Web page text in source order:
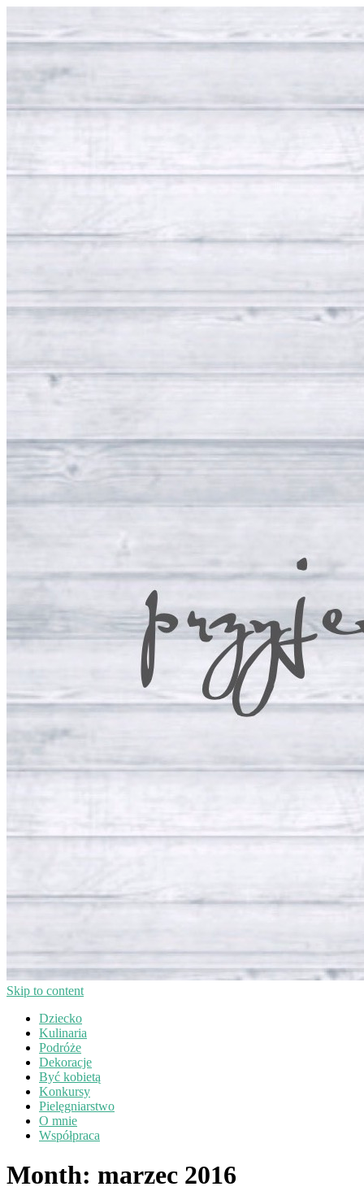
Skip to content
Dziecko
Kulinaria
Podróże
Dekoracje
Być kobietą
Konkursy
Pielęgniarstwo
O mnie
Współpraca
Month: marzec 2016